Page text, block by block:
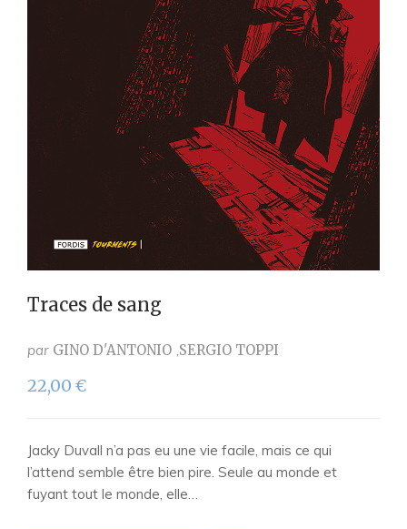
Traces de sang
par GINO D'ANTONIO SERGIO TOPPI
22,00 €
Jacky Duvall n’a pas eu une vie facile, mais ce qui
l’attend semble être bien pire. Seule au monde et
fuyant tout le monde, elle…